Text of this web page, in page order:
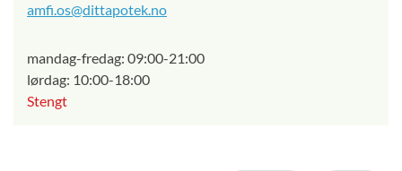
amfi.os@dittapotek.no
mandag-fredag: 09:00-21:00
lørdag: 10:00-18:00
Stengt